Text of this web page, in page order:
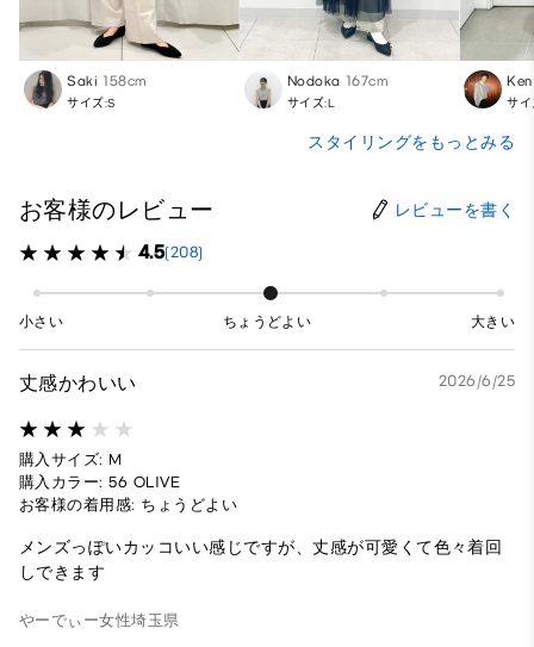
Saki 158cm
サイズ:S
Nodoka 167cm
サイズ:L
Ken
サ
スタイリングをもっとみる
お客様のレビュー レビューを書く
4.5(208)
小さい ちょうどよい 大きい
丈感かわいい 2026/6/25
購入サイズ: M
購入カラー: 56 OLIVE
お客様の着用感: ちょうどよい
メンズっぽいカッコいい感じですが、丈感が可愛くて色々着回
しできます
やーでぃー女性埼玉県